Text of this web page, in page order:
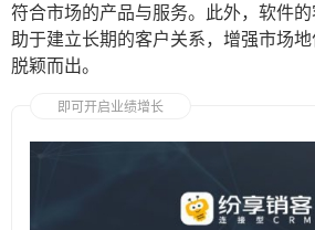
符合市场的产品与服务。此外，软件
助于建立长期的客户关系，增强市场
脱颖而出。
即可开启业绩增长